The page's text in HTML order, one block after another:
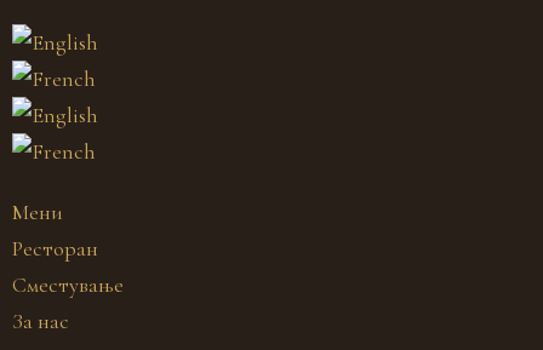
Мени
Ресторан
Сместување
За нас